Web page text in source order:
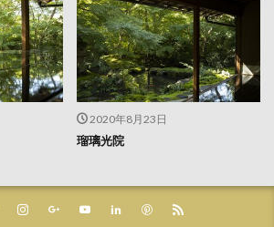
2020年8月23日
瑠璃光院